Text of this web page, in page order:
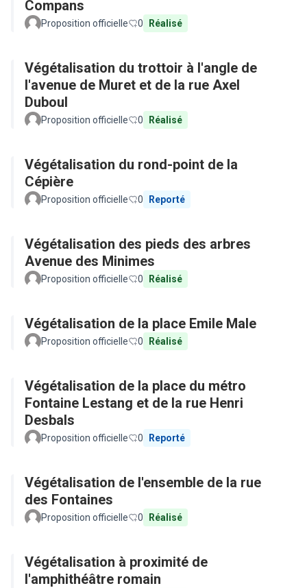
Compans
Proposition officielle 0 Réalisé
Végétalisation du trottoir à l'angle de
l'avenue de Muret et de la rue Axel
Duboul
Proposition officielle 0 Réalisé
Végétalisation du rond-point de la
Cépière
Proposition officielle 0 Reporté
Végétalisation des pieds des arbres
Avenue des Minimes
Proposition officielle 0 Réalisé
Végétalisation de la place Emile Male
Proposition officielle 0 Réalisé
Végétalisation de la place du métro
Fontaine Lestang et de la rue Henri
Desbals
Proposition officielle 0 Reporté
Végétalisation de l'ensemble de la rue
des Fontaines
Proposition officielle 0 Réalisé
Végétalisation à proximité de
l'amphithéâtre romain